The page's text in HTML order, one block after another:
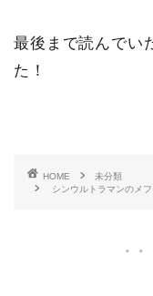
最後まで読んでい
た！
HOME
未分類
シンウルトラマンのメ